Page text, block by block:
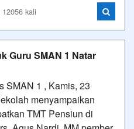
kali
Guru SMAN 1 Natar
SMAN 1 , Kamis, 23
menyampaikan
TMT Pensiun di